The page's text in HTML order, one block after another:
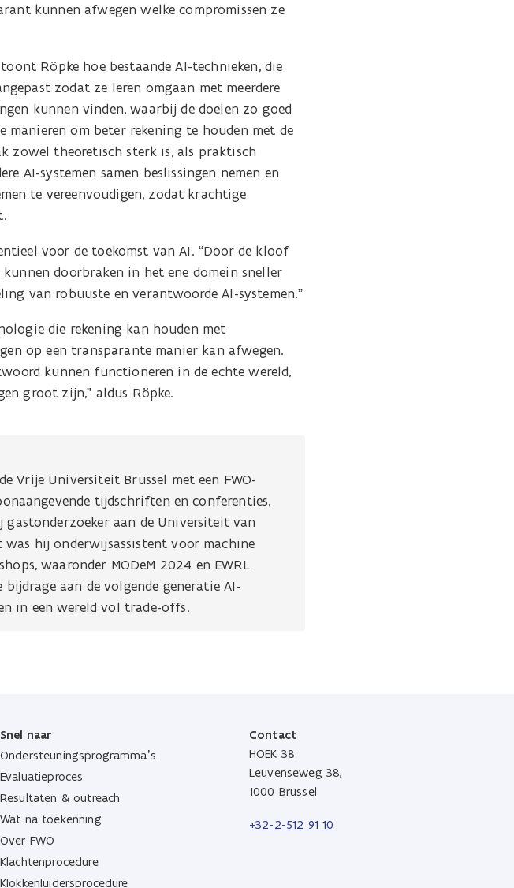
kunnen afwegen welke compromissen ze
Röpke hoe bestaande AI-technieken, die
zodat ze leren omgaan met meerdere
kunnen vinden, waarbij de doelen zo goed
om beter rekening te houden met de
zowel theoretisch sterk is, als praktisch
AI-systemen samen beslissingen nemen en
te vereenvoudigen, zodat krachtige
voor de toekomst van AI. “Door de kloof
doorbraken in het ene domein sneller
van robuuste en verantwoorde AI-systemen.”
die rekening kan houden met
op een transparante manier kan afwegen.
kunnen functioneren in de echte wereld,
groot zijn,” aldus Röpke.
Vrije Universiteit Brussel met een FWO-
tijdschriften en conferenties,
aan de Universiteit van
hij onderwijsassistent voor machine
waaronder MODeM 2024 en EWRL
aan de volgende generatie AI-
in een wereld vol trade-offs.
Snel naar
Ondersteuningsprogramma’s
Evaluatieproces
Resultaten & outreach
Wat na toekenning
Over FWO
Klachtenprocedure
Klokkenluidersprocedure
Contact
HOEK 38
Leuvenseweg 38,
1000 Brussel
+32-2-512 91 10